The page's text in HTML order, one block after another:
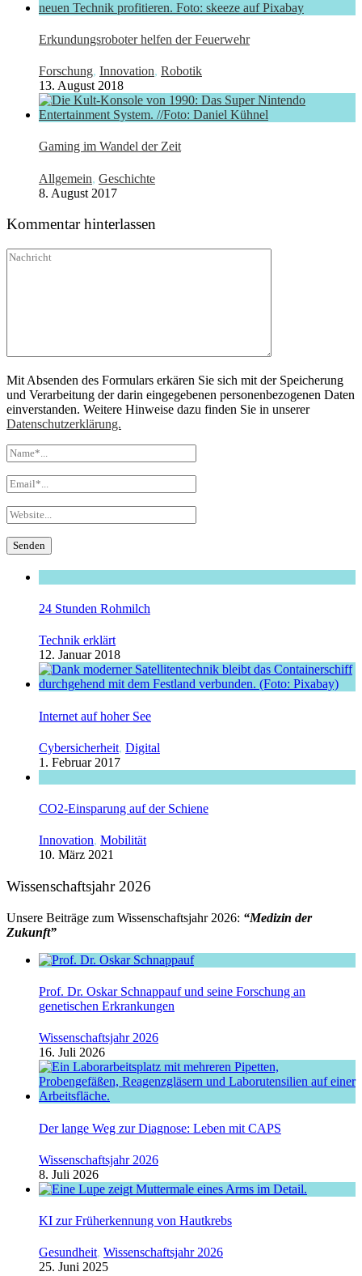
Erkundungsroboter helfen der Feuerwehr
Forschung, Innovation, Robotik
13. August 2018
Gaming im Wandel der Zeit
Allgemein, Geschichte
8. August 2017
Kommentar hinterlassen
Mit Absenden des Formulars erkären Sie sich mit der Speicherung
und Verarbeitung der darin eingegebenen personenbezogenen Daten
einverstanden. Weitere Hinweise dazu finden Sie in unserer
Datenschutzerklärung.
24 Stunden Rohmilch
Technik erklärt
12. Januar 2018
Internet auf hoher See
Cybersicherheit, Digital
1. Februar 2017
CO2-Einsparung auf der Schiene
Innovation, Mobilität
10. März 2021
Wissenschaftsjahr 2026
Unsere Beiträge zum Wissenschaftsjahr 2026: “Medizin der
Zukunft”
Prof. Dr. Oskar Schnappauf und seine Forschung an
genetischen Erkrankungen
Wissenschaftsjahr 2026
16. Juli 2026
Der lange Weg zur Diagnose: Leben mit CAPS
Wissenschaftsjahr 2026
8. Juli 2026
KI zur Früherkennung von Hautkrebs
Gesundheit, Wissenschaftsjahr 2026
25. Juni 2025